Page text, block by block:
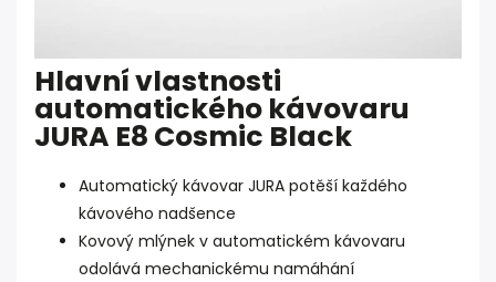
Hlavní vlastnosti
automatického kávovaru
JURA E8 Cosmic Black
Automatický kávovar JURA potěší každého
kávového nadšence
Kovový mlýnek v automatickém kávovaru
odolává mechanickému namáhání